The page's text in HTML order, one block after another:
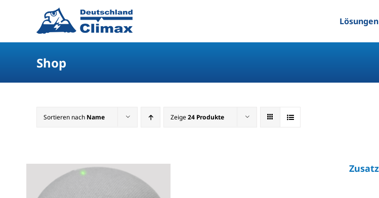
Lösungen
Shop
Sortieren nach Name Zeige24 Produkte